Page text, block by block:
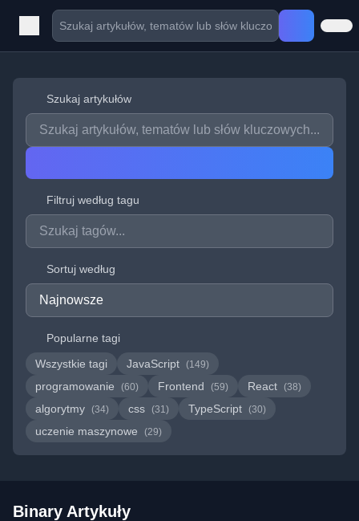
Szukaj artykułów
Filtruj według tagu
Sortuj według
Popularne tagi
Wszystkie tagi
JavaScript (149)
programowanie (60) Frontend (59) React (38)
algorytmy (34) css (31) TypeScript (30)
uczenie maszynowe (29)
Binary Artykuły